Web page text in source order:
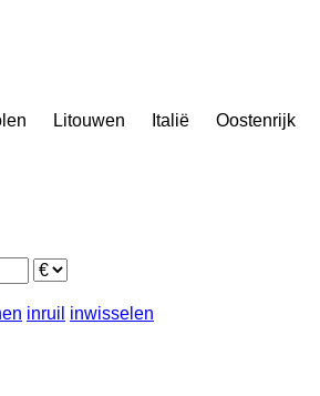
Litouwen Italië
Oostenrijk
inruil inwisselen